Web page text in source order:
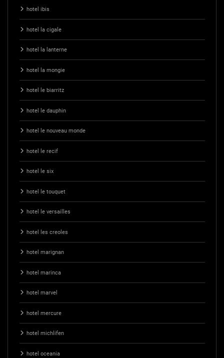
hotel ibis
hotel la cigale
hotel la lanterne
hotel la mongie
hotel le biarritz
hotel le dauphin
hotel le nouveau monde
hotel le recif
hotel le six
hotel le touquet
hotel le versailles
hotel les creoles
hotel marignan
hotel marinca
hotel marvel
hotel mercure
hotel michlifen
hotel oceania